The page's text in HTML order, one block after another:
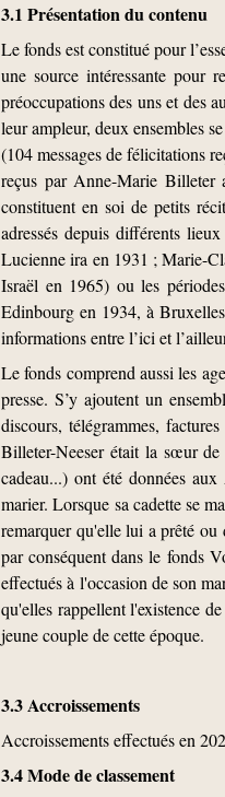
3.1 Présentation du contenu
Le fonds est constitué pour
une source intéressante pour
préoccupations des uns et des
leur ampleur, deux ensembles
(104 messages de félicitations
reçus par Anne-Marie Billeter
constituent en soi de petits
adressés depuis différents
Lucienne ira en 1931 ; Marie-
Israël en 1965) ou les
Edinbourg en 1934, à
informations entre l’ici et
Le fonds comprend aussi les
presse. S’y ajoutent un
discours, télégrammes,
Billeter-Neeser était la sœur
cadeau...) ont été données
marier. Lorsque sa cadette se
remarquer qu'elle lui a prêté ou
par conséquent dans le fonds
effectués à l'occasion de son
qu'elles rappellent l'existence
jeune couple de cette époque.
3.3 Accroissements
Accroissements effectués en
3.4 Mode de classement